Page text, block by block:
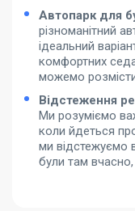
Автопарк для
різноманітний
ідеальний
комфортних
можемо
Відстеження
Ми розуміємо
коли йдеться
ми відстежуємо
були там